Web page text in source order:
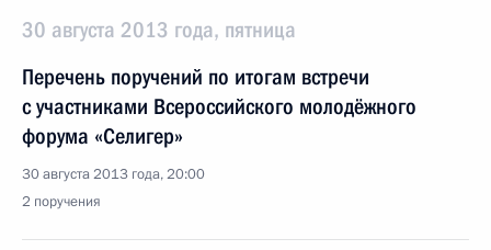
30 августа 2013 года, пятница
Перечень поручений по итогам встречи
с участниками Всероссийского молодёжного
форума «Селигер»
30 августа 2013 года, 20:00
2 поручения